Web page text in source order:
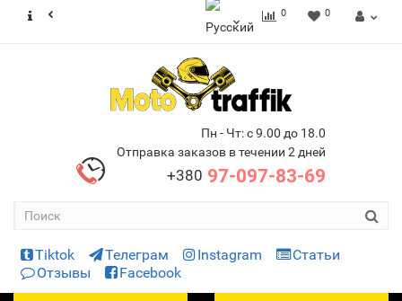
0 0
Пн - Чт: с 9.00 до 18.0
Отправка заказов в течении 2 дней
+380 97-097-83-69
Tiktok Телеграм Instagram
Статьи
Отзывы
Facebook